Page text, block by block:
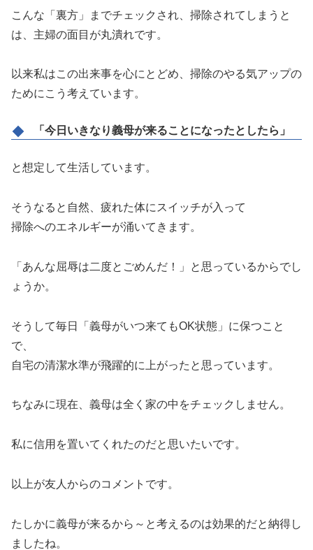
こんな「裏方」までチェックされ、掃除されてしまうと
は、主婦の面目が丸潰れです。
以来私はこの出来事を心にとどめ、掃除のやる気アップの
ためにこう考えています。
「今日いきなり義母が来ることになったとしたら」
と想定して生活しています。
そうなると自然、疲れた体にスイッチが入って
掃除へのエネルギーが涌いてきます。
「あんな屈辱は二度とごめんだ！」と思っているからでし
ょうか。
そうして毎日 「義母がいつ来てもOK状態」 に保つこと
で、
自宅の清潔水準が飛躍的に上がったと思っています。
ちなみに現在、義母は全く家の中をチェックしません。
私に信用を置いてくれたのだと思いたいです。
以上が友人からのコメントです。
たしかに義母が来るから～と考えるのは効果的だと納得し
ましたね。